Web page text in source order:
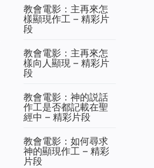
教會電影：主再來怎
樣顯現作工 – 精彩片
段
教會電影：主再來怎
樣向人顯現 – 精彩片
段
教會電影：神的説話
作工是否都記載在聖
經中 – 精彩片段
教會電影：如何尋求
神的顯現作工 – 精彩
片段